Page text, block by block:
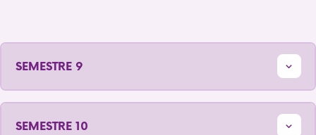
SEMESTRE 9
SEMESTRE 10